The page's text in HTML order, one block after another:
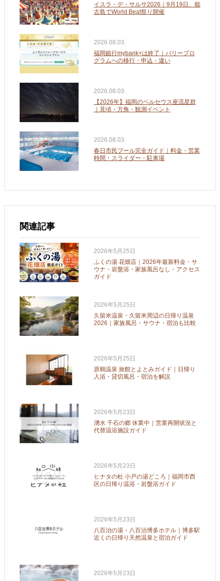
イスラ・デ・サルサ2026｜9月19日、能
古島でWorld Beat祭り開催
2026.08.03.
福岡銀行mybank+は終了｜バリープロ
グラムへの移行・申込・違い
2026.08.03.
【2026年】福岡のペルセウス座流星群
｜見頃・方角・観測イベント
2026.08.03.
春日市民プール完全ガイド｜料金・営業
時間・スライダー・駐車場
関連記事
2026年5月25日
ふくの湯 花畑店｜2026年最新料金・サ
ウナ・岩盤浴・家族風呂なし・アクセス
ガイド
2026年5月25日
久留米温泉・久留米周辺の日帰り温泉
2026｜家族風呂・サウナ・宿泊も比較
2026年5月25日
原鶴温泉 旅館とよとみガイド｜日帰り
入浴・貸切風呂・宿泊を解説
2026年5月23日
湧水 千石の郷 休業中｜営業再開状況と
代替温浴施設ガイド
2026年5月23日
ヒナタの杜 小戸の湯どころ｜福岡市西
区の日帰り温浴・岩盤浴ガイド
2026年5月23日
八百治の湯・八百治博多ホテル｜博多駅
近くの日帰り天然温泉と宿泊ガイド
2026年5月23日